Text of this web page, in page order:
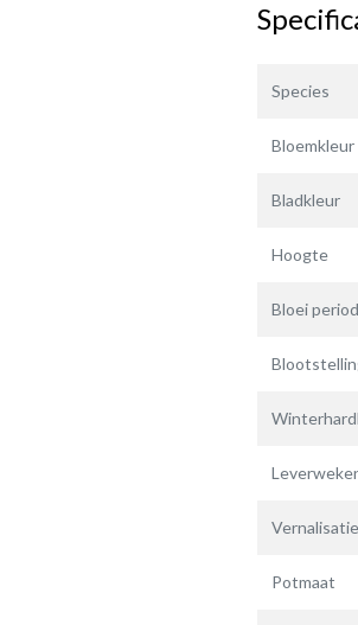
Species
Bloemkleur
Bladkleur
Hoogte
Bloei
Vernalisatie
Potmaat